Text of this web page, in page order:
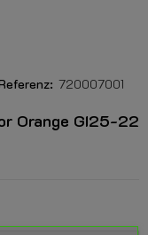
720007001
Orange GI25-22